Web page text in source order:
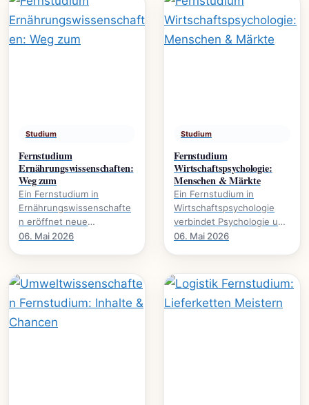
Studium
Fernstudium
Ernährungswissenschaften:
Weg zum
Ein Fernstudium in
Ernährungswissenschafte
n eröffnet neue
Karrierewege., welche
gelingt.
06. Mai 2026
Studium
Fernstudium
Wirtschaftspsychologie:
Menschen & Märkte
Ein Fernstudium in
Wirtschaftspsychologie
verbindet Psychologie und
Wirtschaft. Es eröffnet
06. Mai 2026